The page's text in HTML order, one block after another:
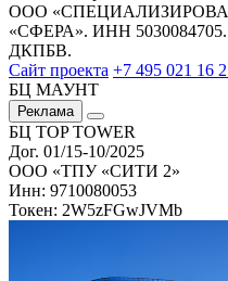
ООО
«СФЕРА». ИНН 5030084705.
ДКПБВ.
Сайт проекта +7 495 021 16
БЦ МАУНТ
Реклама
БЦ TOP TOWER
Дог. 01/15-10/2025
ООО «ТПУ «СИТИ 2»
Инн: 9710080053
Токен: 2W5zFGwJVMb